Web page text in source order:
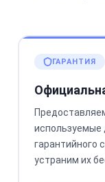
ГАРАНТИЯ
используемые
гарантийного
устраним их